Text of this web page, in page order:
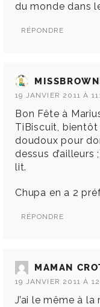
du monde dans
RÉPONDRE
19 JANVIER 2011 À
Bon Fête à
TiBiscuit, bientôt
doudoux pour
dessus
lit.
Chupa en a 2
RÉPONDRE
MAMAN
19 JANVIER 2011 À
J’ai le même à la